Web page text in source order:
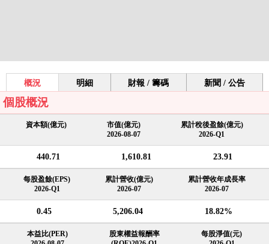
概況 明細 財報 / 籌碼 新聞 / 公告
個股概況
資本額(億元)
市值(億元)
2026-08-07
累計稅後盈餘(億元)
2026-Q1
440.71 1,610.81 23.91
每股盈餘(EPS)
2026-Q1
累計營收(億元)
2026-07
累計營收年成長率
2026-07
0.45 5,206.04 18.82%
本益比(PER)
股東權益報酬率
每股淨值(元)